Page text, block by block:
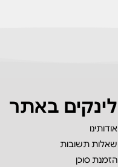
לינקים באתר
אודותינו
שאלות תשובות
הזמנת סוכן